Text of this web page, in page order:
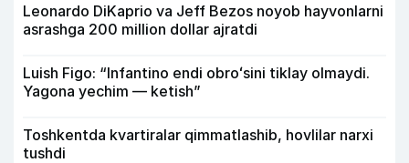
Leonardo DiKaprio va Jeff Bezos noyob hayvonlarni
asrashga 200 million dollar ajratdi
Luish Figo: “Infantino endi obroʻsini tiklay olmaydi.
Yagona yechim — ketish”
Toshkentda kvartiralar qimmatlashib, hovlilar narxi
tushdi